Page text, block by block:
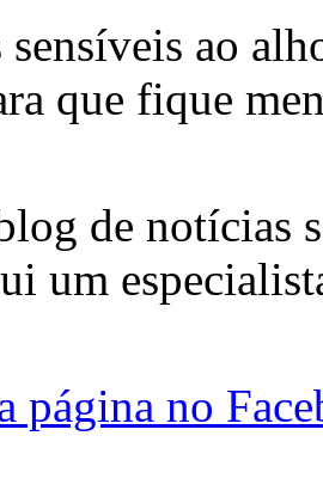
sensíveis ao
que fique
de notícias
um
página no